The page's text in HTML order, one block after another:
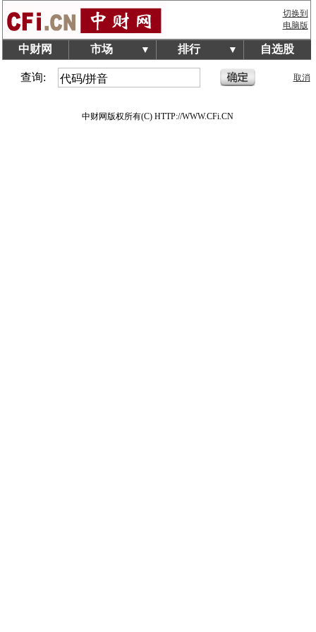
切换到
电脑版
中财网 市场 ▼ 排行 ▼ 自选股
查询: 取消
中财网版权所有(C) HTTP://WWW.CFi.CN